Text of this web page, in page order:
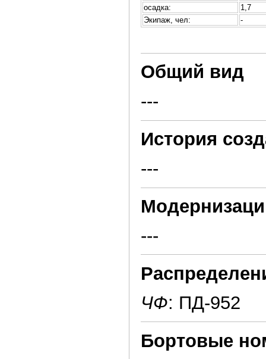
осадка:
1,7
Экипаж, чел:
-
Общий вид
---
История
---
---
ЧФ: ПД-952
Бортовые